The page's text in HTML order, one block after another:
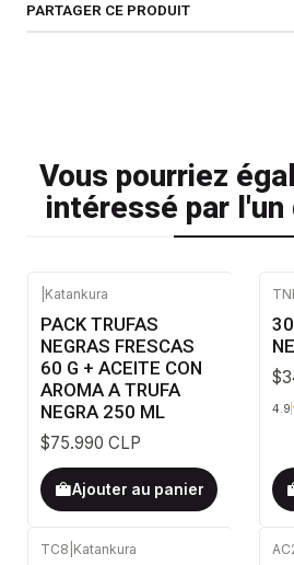
PARTAGER CE PRODUIT
Vous pourriez
intéressé par l'un
Katankura
PACK TRUFAS
NEGRAS FRESCAS
60 G + ACEITE CON
AROMA A TRUFA
NEGRA 250 ML
$75.990 CLP
Ajouter au panier
4.9
TC8 Katankura